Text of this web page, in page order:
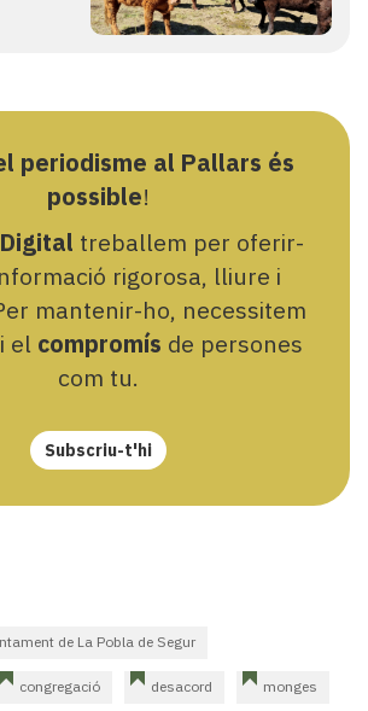
periodisme al Pallars és
possible!
treballem per oferir-
rigorosa, lliure i
mantenir-ho, necessitem
i el compromís de persones
com tu.
Subscriu-t'hi
de La Pobla de Segur
congregació desacord monges